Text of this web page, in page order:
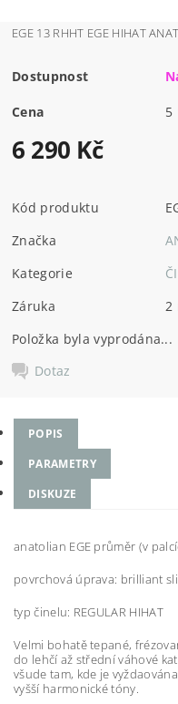
EGE 13 RHHT EGE HIHAT
Dostupnost
Cena
6 290 Kč
Kód produktu
Značka
Kategorie
Záruka
2
Položka byla vyprodána...
Dotaz
POPIS
PARAMETRY
DISKUZE
anatolian EGE průměr (v
povrchová úprava: brilliant
typ činelu: REGULAR HIHAT
Velmi bohatě tepané,
do lehčí až střední váhové
všude tam, kde je
vyšší harmonické tóny.